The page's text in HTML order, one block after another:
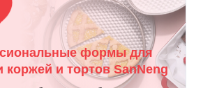
формы для
коржей и тортов SanNeng